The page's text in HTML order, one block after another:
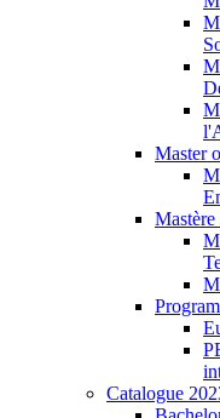
Master
Mastère
Catalogue